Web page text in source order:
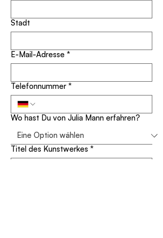
Stadt
E-Mail-Adresse *
Telefonnummer *
Wo hast Du von Julia Mann erfahren?
Titel des Kunstwerkes *